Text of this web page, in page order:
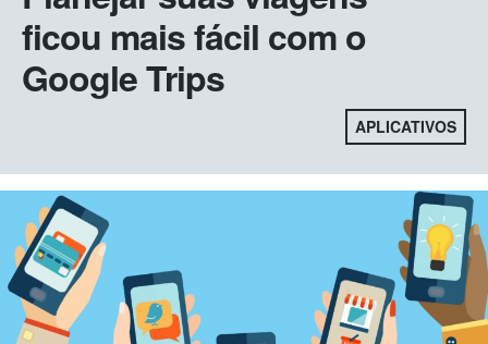
ficou mais fácil com o
Google Trips
APLICATIVOS